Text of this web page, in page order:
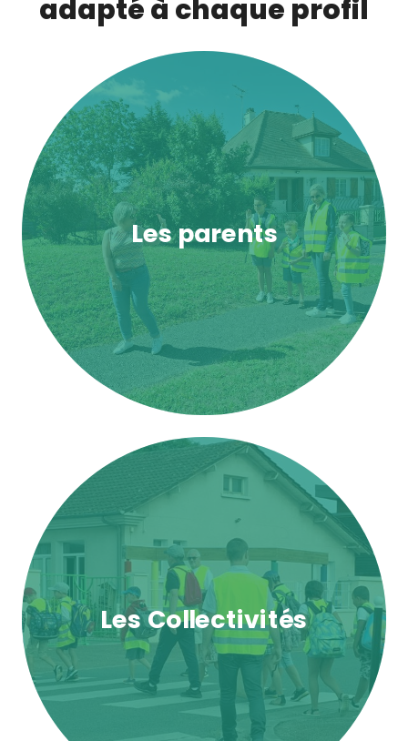
adapté à chaque profil
Les parents
Les Collectivités